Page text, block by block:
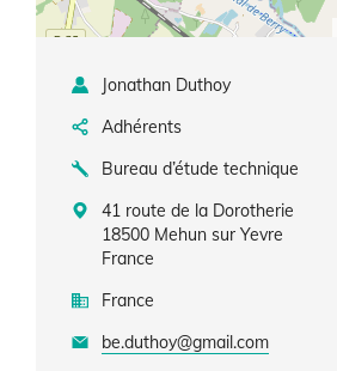
Jonathan Duthoy
Adhérents
Bureau d’étude technique
41 route de la Dorotherie
18500 Mehun sur Yevre
France
France
be.duthoy@gmail.com